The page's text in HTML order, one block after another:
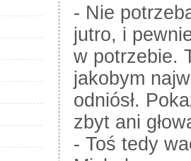
- Nie
jutro, i
w potrzebie.
jakobym
odniósł.
zbyt ani
- Toś tedy